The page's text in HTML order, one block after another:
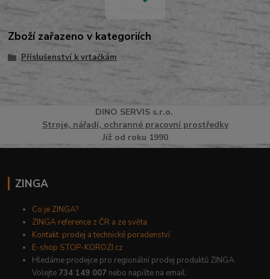
Zboží zařazeno v kategoriích
Příslušenství k vrtačkám
DINO SERVISs.r.o.
Stroje, nářadí, ochranné pracovní prostředky
Již od roku 1990
ZINGA
Co je ZINGA?
ZINGA reference z ČR a ze světa
Kontakt: prodej a technické poradenství
E-shop STOP-KOROZI.cz
Hledáme prodejce pro regionální prodej produktů ZINGA.
Volejte 734 149 007 nebo napište na email: